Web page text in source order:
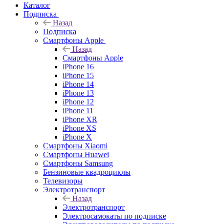
Каталог
Подписка
Назад
Подписка
Смартфоны Apple
Назад
Смартфоны Apple
iPhone 16
iPhone 15
iPhone 14
iPhone 13
iPhone 12
iPhone 11
iPhone XR
iPhone XS
iPhone X
Смартфоны Xiaomi
Смартфоны Huawei
Смартфоны Samsung
Бензиновые квадроциклы
Телевизоры
Электротранспорт
Назад
Электротранспорт
Электросамокаты по подписке